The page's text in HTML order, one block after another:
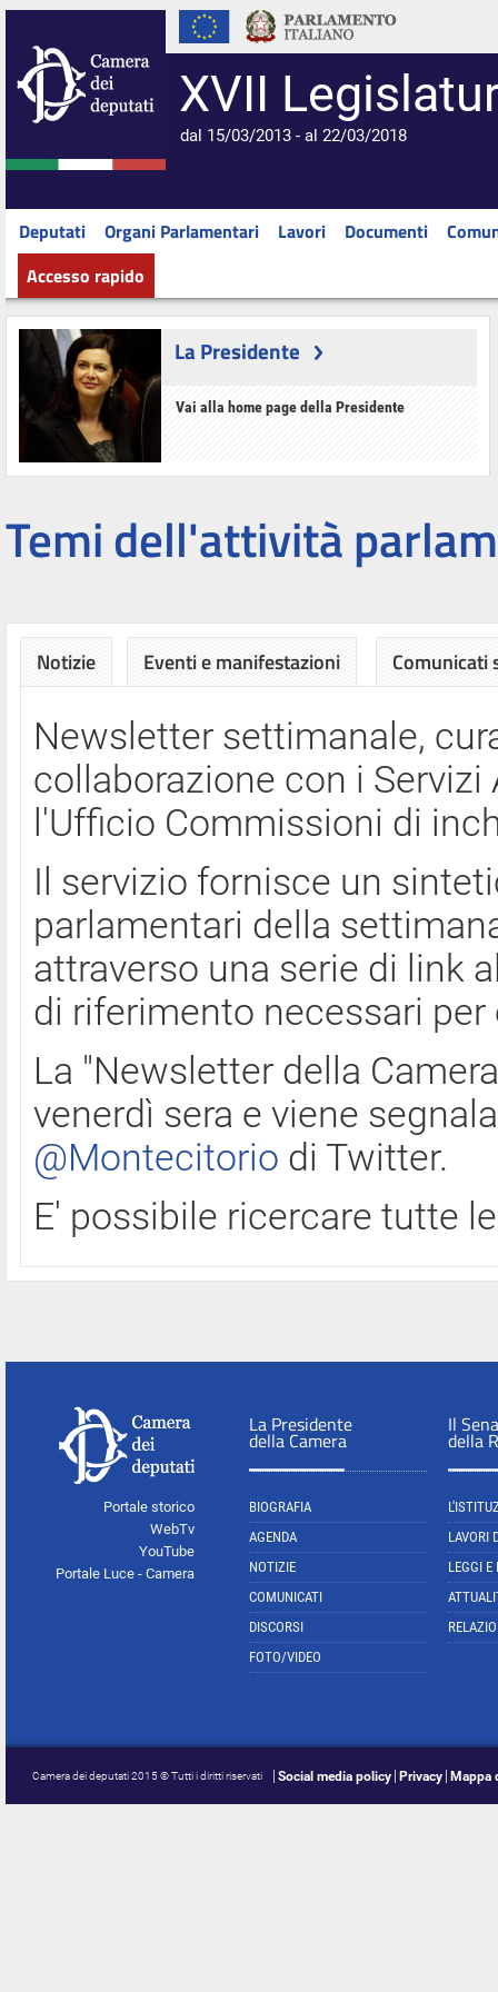
XVII
dal 15/03/2013 - al 22/03/2018
Deputati Organi Parlamentari Lavori Documenti
Accesso rapido
La Presidente
Vai alla home page della Presidente
Temi dell'attività
Notizie Eventi e manifestazioni Comunicati
Newsletter settimanale,
collaborazione con i
l'Ufficio Commissioni di
Il servizio fornisce un
parlamentari della
attraverso una serie di link
di riferimento necessari
La "Newsletter della
venerdì sera e viene
@Montecitorio di Twitter.
E' possibile ricercare tutte
Portale storico
WebTv
YouTube
Portale Luce - Camera
La Presidente
della Camera
BIOGRAFIA
AGENDA
NOTIZIE
COMUNICATI
DISCORSI
FOTO/VIDEO
Il
della
LAVORI
LEGGI E
Camera dei deputati 2015 © Tutti i diritti riservati Social media policy Privacy Mappa